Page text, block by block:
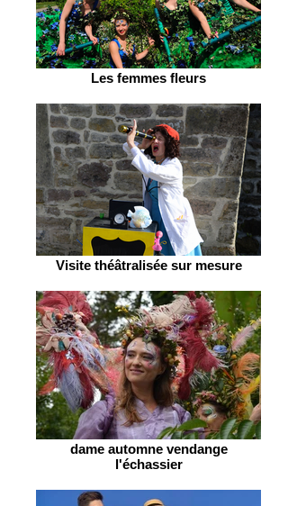
Les femmes fleurs
Visite théâtralisée sur mesure
dame automne vendange
l'échassier